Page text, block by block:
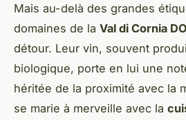
Mais au-delà des grandes
domaines de la Val di Cornia
détour. Leur vin, souvent
biologique, porte en lui une
héritée de la proximité avec la
se marie à merveille avec la